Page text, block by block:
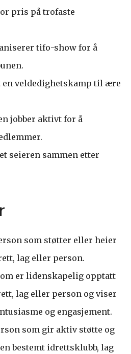
pris på trofaste
tifo-show for å
en veldedighetskamp til ære
jobber aktivt for å
seieren sammen etter
som støtter eller heier
lag eller person.
er lidenskapelig opptatt
lag eller person og viser
og engasjement.
som gir aktiv støtte og
bestemt idrettsklubb, lag